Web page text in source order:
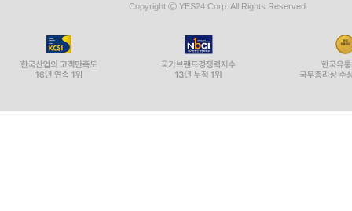
Copyright ⓒ YES24 Corp. All Rights Reserved.